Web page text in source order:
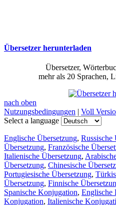
Übersetzer herunterladen
Übersetzer,
mehr als 20 Sprachen,
nach oben
Nutzungsbedingungen | Voll
Select a language
Englische Übersetzung, Russische
Übersetzung, Französische
Italienische Übersetzung,
Übersetzung, Chinesische
Portugiesische Übersetzung,
Übersetzung, Finnische
Spanische Konjugation, Englische
Konjugation, Italienische